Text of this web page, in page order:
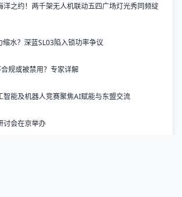
洋之约！两千架无人机联动五四广场灯光秀同频绽
缩水？深蓝SL03陷入锁功率争议
合规或被禁用？专家详解
智能及机器人竞赛聚焦AI赋能与东盟交流
讨会在京举办